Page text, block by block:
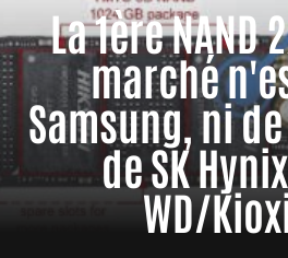
La 1ère NAND
marché
Samsung, ni
de SK
WD/